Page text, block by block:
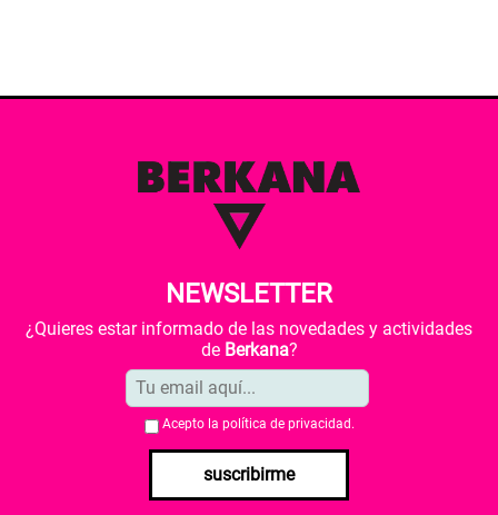
NEWSLETTER
¿Quieres estar informado de las novedades y actividades
de Berkana?
Acepto la política de privacidad .
suscribirme